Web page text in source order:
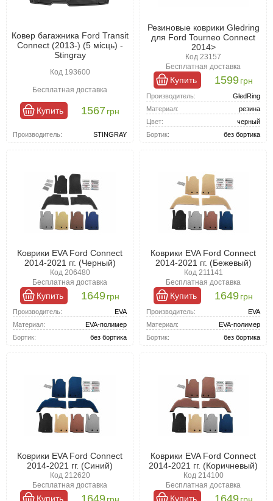
Ковер багажника Ford Transit
Connect (2013-) (5 місць) -
Stingray
Код 193600
Бесплатная доставка
Купить 1567грн
Производитель: STINGRAY
Резиновые коврики Gledring
для Ford Tourneo Connect
2014>
Код 23157
Бесплатная доставка
Купить 1599грн
Производитель:
GledRing
Материал:
резина
Цвет:
черный
Бортик:
без бортика
Коврики EVA Ford Connect
2014-2021 гг. (Черный)
Код 206480
Бесплатная доставка
Купить 1649грн
Производитель:
EVA
Материал:
EVA-полимер
Бортик:
без бортика
Коврики EVA Ford Connect
2014-2021 гг. (Бежевый)
Код 211141
Бесплатная доставка
Купить 1649грн
Производитель:
EVA
Материал:
EVA-полимер
Бортик:
без бортика
Коврики EVA Ford Connect
2014-2021 гг. (Синий)
Код 212620
Бесплатная доставка
Купить 1649грн
Коврики EVA Ford Connect
2014-2021 гг. (Коричневый)
Код 214100
Бесплатная доставка
Купить 1649грн